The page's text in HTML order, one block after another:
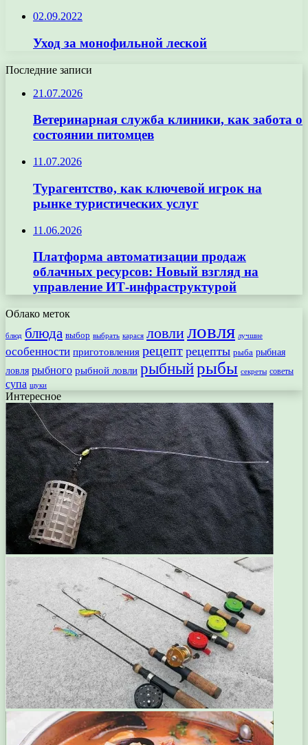
02.09.2022
Уход за монофильной леской
Последние записи
21.07.2026
Ветеринарная служба клиники, как забота о
состоянии питомцев
11.07.2026
Турагентство, как ключевой игрок на
рынке туристических услуг
11.06.2026
Платформа автоматизации продаж
облачных ресурсов: Новый взгляд на
управление ИТ-инфраструктурой
Облако меток
блюд блюда выбор выбрать карася ловлиловля лучшие
особенности приготовления рецепт рецепты рыба рыбная
ловля рыбного рыбной ловли рыбныйрыбы секреты советы
супа щуки
Интересное